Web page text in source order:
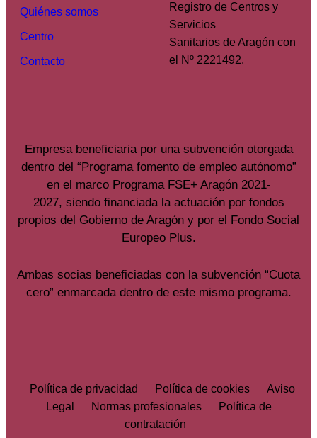
Quiénes somos
Centro
Contacto
Registro de Centros y
Servicios
Sanitarios de Aragón con
el Nº 2221492.
Empresa beneficiaria por una subvención otorgada
dentro del “Programa fomento de empleo autónomo”
en el marco Programa FSE+ Aragón 2021-
2027, siendo financiada la actuación por fondos
propios del Gobierno de Aragón y por el Fondo Social
Europeo Plus.
Ambas socias beneficiadas con la subvención “Cuota
cero” enmarcada dentro de este mismo programa.
Política de privacidad Política de cookies
Aviso
Legal
Normas profesionales
Política de
contratación